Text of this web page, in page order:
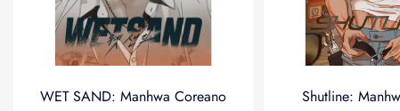
WET SAND: Manhwa Coreano Shutline: